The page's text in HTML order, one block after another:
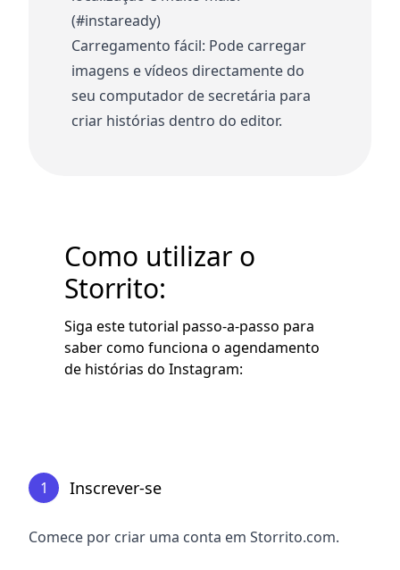
(#instaready)
Carregamento fácil: Pode carregar
imagens e vídeos directamente do
seu computador de secretária para
criar histórias dentro do editor.
Como utilizar o
Storrito:
Siga este tutorial passo-a-passo para
saber como funciona o agendamento
de histórias do Instagram:
1 Inscrever-se
Comece por criar uma conta em Storrito.com.